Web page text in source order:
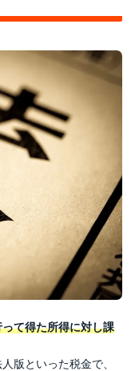
て得た所得に対し課
版といった税金で、